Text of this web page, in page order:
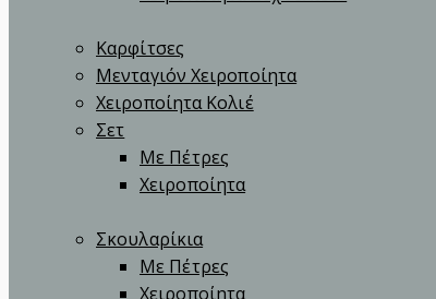
Καρφίτσες
Μενταγιόν Χειροποίητα
Χειροποίητα Κολιέ
Σετ
Με Πέτρες
Χειροποίητα
Σκουλαρίκια
Με Πέτρες
Χειροποίητα